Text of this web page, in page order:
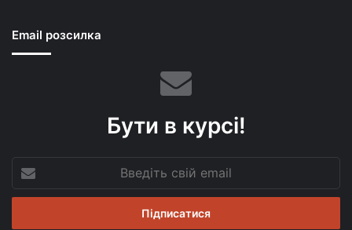
Email розсилка
Бути в курсі!
свій
email